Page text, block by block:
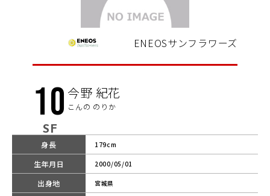
ENEOSサンフラワーズ
10
SF
今野 紀花
こんの のりか
身長 179cm
生年月日 2000/05/01
出身地 宮城県